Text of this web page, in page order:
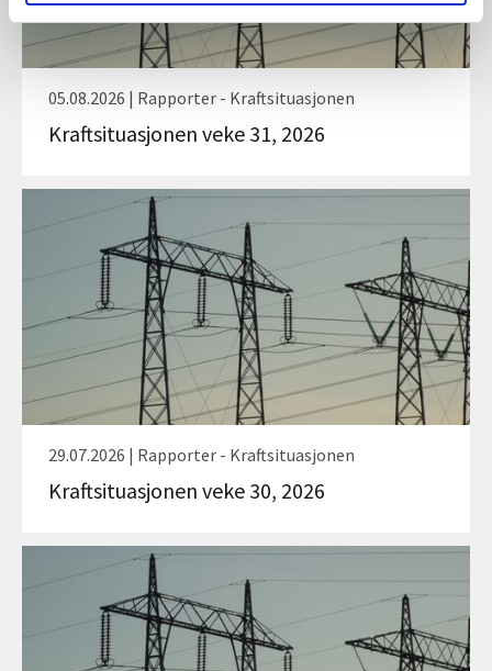
05.08.2026 | Rapporter - Kraftsituasjonen
Kraftsituasjonen veke 31, 2026
29.07.2026 | Rapporter - Kraftsituasjonen
Kraftsituasjonen veke 30, 2026